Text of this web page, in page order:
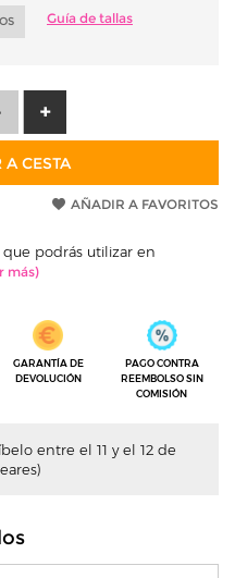
Guía de tallas
CESTA
AÑADIR A FAVORITOS
que podrás utilizar en
GARANTÍA DE
DEVOLUCIÓN
PAGO CONTRA
REEMBOLSO SIN
COMISIÓN
entre el 11 y el 12 de